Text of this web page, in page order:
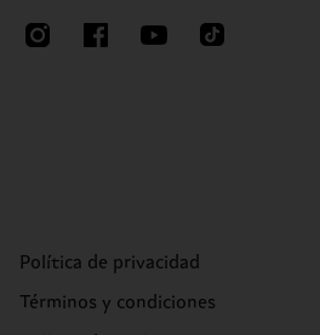
Política de privacidad
Términos y condiciones